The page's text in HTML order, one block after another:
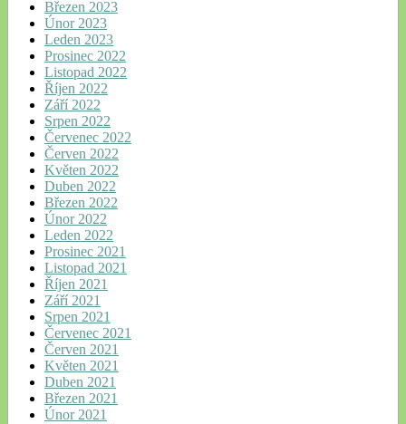
Březen 2023
Únor 2023
Leden 2023
Prosinec 2022
Listopad 2022
Říjen 2022
Září 2022
Srpen 2022
Červenec 2022
Červen 2022
Květen 2022
Duben 2022
Březen 2022
Únor 2022
Leden 2022
Prosinec 2021
Listopad 2021
Říjen 2021
Září 2021
Srpen 2021
Červenec 2021
Červen 2021
Květen 2021
Duben 2021
Březen 2021
Únor 2021